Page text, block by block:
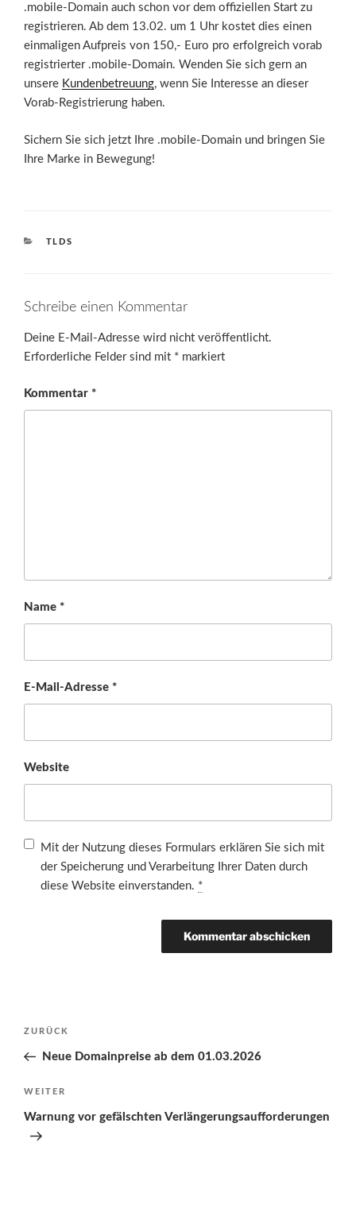
.mobile-Domain auch schon vor dem offiziellen Start zu
registrieren. Ab dem 13.02. um 1 Uhr kostet dies einen
einmaligen Aufpreis von 150,- Euro pro erfolgreich vorab
registrierter .mobile-Domain. Wenden Sie sich gern an
unsere Kundenbetreuung, wenn Sie Interesse an dieser
Vorab-Registrierung haben.
Sichern Sie sich jetzt Ihre .mobile-Domain und bringen Sie
Ihre Marke in Bewegung!
KATEGORIEN
TLDS
Schreibe einen Kommentar
Deine E-Mail-Adresse wird nicht veröffentlicht.
Erforderliche Felder sind mit * markiert
Kommentar *
Name *
E-Mail-Adresse *
Website
Mit der Nutzung dieses Formulars erklären Sie sich mit
der Speicherung und Verarbeitung Ihrer Daten durch
diese Website einverstanden. *
Beitragsnavigation
Vorheriger
Beitrag
ZURÜCK
Neue Domainpreise ab dem 01.03.2026
Nächster
Beitrag
WEITER
Warnung vor gefälschten Verlängerungsaufforderungen